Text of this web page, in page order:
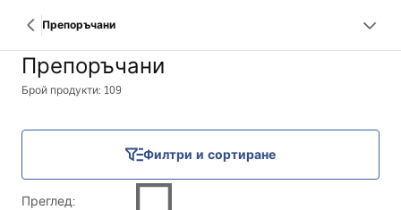
Препоръчани
Препоръчани
Брой продукти: 109
Филтри и сортиране
Преглед: